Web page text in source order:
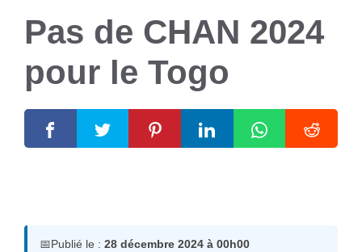
Pas de CHAN 2024
pour le Togo
📅Publié le : 28 décembre 2024 à 00h00